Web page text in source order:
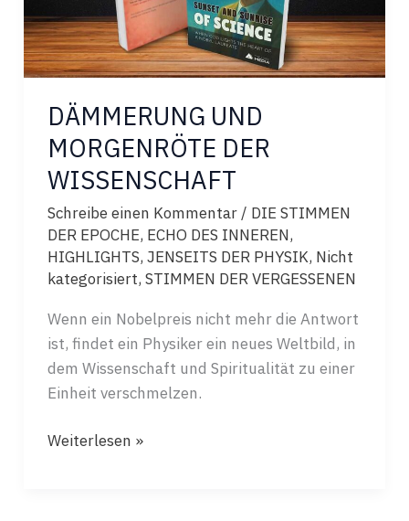
DÄMMERUNG UND
MORGENRÖTE DER
WISSENSCHAFT
Schreibe einen Kommentar / DIE STIMMEN
DER EPOCHE, ECHO DES INNEREN,
HIGHLIGHTS, JENSEITS DER PHYSIK, Nicht
kategorisiert, STIMMEN DER VERGESSENEN
Wenn ein Nobelpreis nicht mehr die Antwort
ist, findet ein Physiker ein neues Weltbild, in
dem Wissenschaft und Spiritualität zu einer
Einheit verschmelzen.
DÄMMERUNG
Weiterlesen »